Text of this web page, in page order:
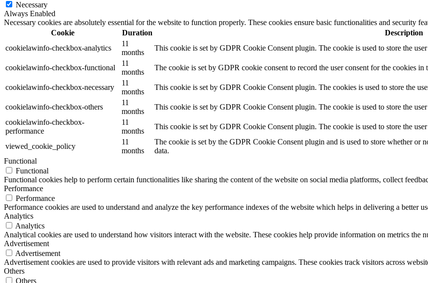
Necessary
Always Enabled
Necessary cookies are absolutely essential for the website to function properly. These cookies ensure basic functionalities and security
Cookie
Duration
Description
cookielawinfo-checkbox-analytics
11
months
This cookie is set by GDPR Cookie Consent plugin. The cookie is used to store the
cookielawinfo-checkbox-functional
11
months
The cookie is set by GDPR cookie consent to record the user consent for the cookies
cookielawinfo-checkbox-necessary
11
months
This cookie is set by GDPR Cookie Consent plugin. The cookies is used to store the
cookielawinfo-checkbox-others
11
months
This cookie is set by GDPR Cookie Consent plugin. The cookie is used to store the
cookielawinfo-checkbox-
performance
11
months
This cookie is set by GDPR Cookie Consent plugin. The cookie is used to store the
viewed_cookie_policy
11
months
The cookie is set by the GDPR Cookie Consent plugin and is used to store whether or
data.
Functional
Functional
Functional cookies help to perform certain functionalities like sharing the content of the website on social media platforms, collect
Performance
Performance
Performance cookies are used to understand and analyze the key performance indexes of the website which helps in delivering a better
Analytics
Analytics
Analytical cookies are used to understand how visitors interact with the website. These cookies help provide information on metrics the
Advertisement
Advertisement
Advertisement cookies are used to provide visitors with relevant ads and marketing campaigns. These cookies track visitors across
Others
Others